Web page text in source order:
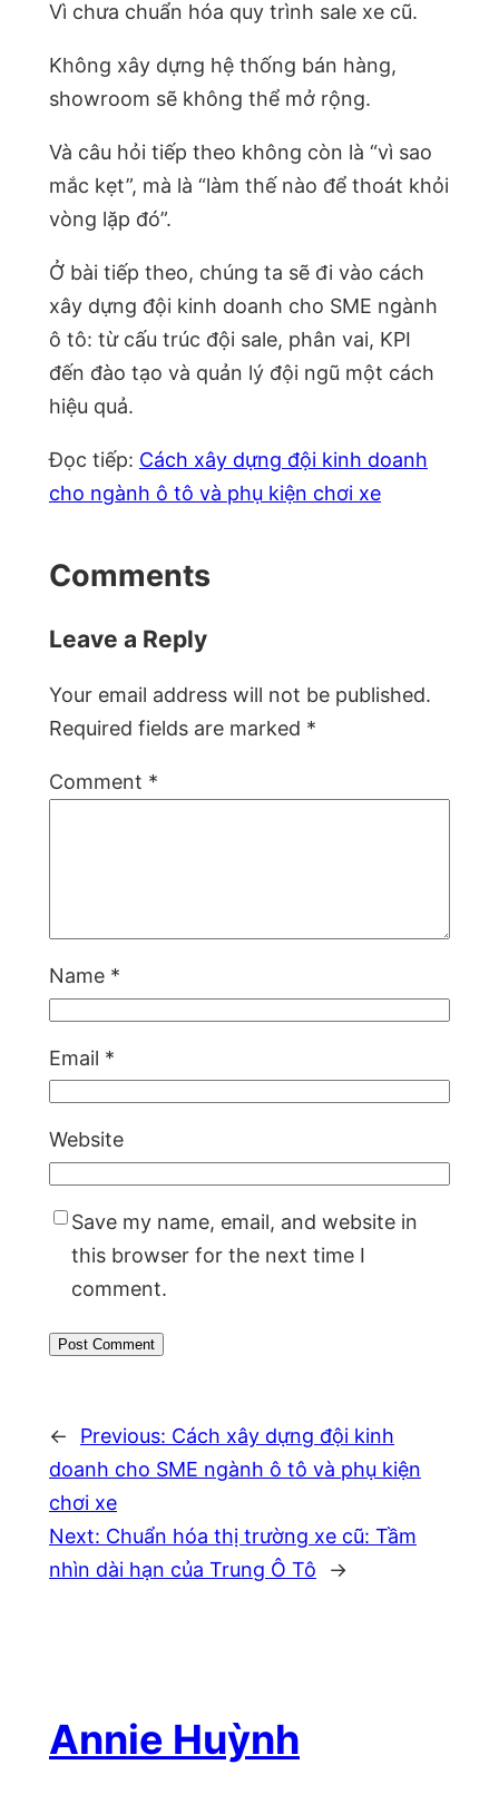
Vì chưa chuẩn hóa quy trình sale xe cũ.
Không xây dựng hệ thống bán hàng,
showroom sẽ không thể mở rộng.
Và câu hỏi tiếp theo không còn là “vì sao
mắc kẹt”, mà là “làm thế nào để thoát khỏi
vòng lặp đó”.
Ở bài tiếp theo, chúng ta sẽ đi vào cách
xây dựng đội kinh doanh cho SME ngành
ô tô: từ cấu trúc đội sale, phân vai, KPI
đến đào tạo và quản lý đội ngũ một cách
hiệu quả.
Đọc tiếp: Cách xây dựng đội kinh doanh
cho ngành ô tô và phụ kiện chơi xe
Comments
Leave a Reply
Your email address will not be published.
Required fields are marked *
Comment *
Name *
Email *
Website
Save my name, email, and website in
this browser for the next time I
comment.
← Previous: Cách xây dựng đội kinh
doanh cho SME ngành ô tô và phụ kiện
chơi xe
Next: Chuẩn hóa thị trường xe cũ: Tầm
nhìn dài hạn của Trung Ô Tô
→
Annie Huỳnh